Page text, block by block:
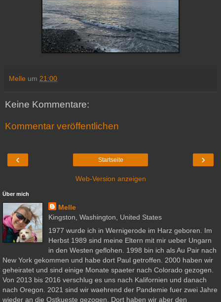
Melle um 21:00
Keine Kommentare:
Kommentar veröffentlichen
‹ ›
Startseite
Web-Version anzeigen
Über mich
Melle
Kingston, Washington, United States
1977 wurde ich in Wernigerode im Harz geboren. Im
Herbst 1989 sind meine Eltern mit mir ueber Ungarn
in den Westen geflohen. 1998 bin ich als Au Pair nach
New York gekommen und habe dort Paul getroffen. 2000 haben wir
geheiratet und sind einige Monate spaeter nach Colorado gezogen.
Von 2013 bis 2016 verschlug es uns nach Kalifornien und danach
nach Oregon. 2021 sind wir waehrend der Pandemie fuer zwei Jahre
wieder an die Ostkueste gezogen. Dort haben wir aber den